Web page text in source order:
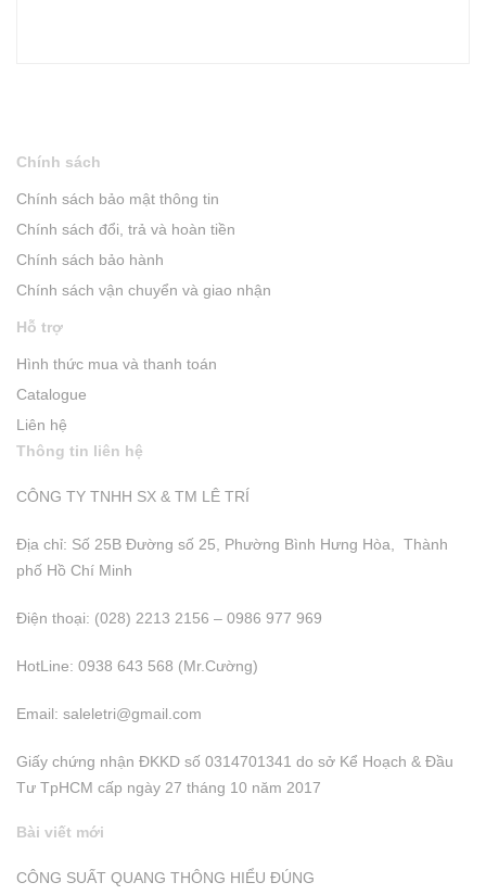
Chính sách
Chính sách bảo mật thông tin
Chính sách đổi, trả và hoàn tiền
Chính sách bảo hành
Chính sách vận chuyển và giao nhận
Hỗ trợ
Hình thức mua và thanh toán
Catalogue
Liên hệ
Thông tin liên hệ
CÔNG TY TNHH SX & TM LÊ TRÍ
Địa chỉ: Số 25B Đường số 25, Phường Bình Hưng Hòa, Thành
phố Hồ Chí Minh
Điện thoại: (028) 2213 2156 – 0986 977 969
HotLine: 0938 643 568 (Mr.Cường)
Email: saleletri@gmail.com
Giấy chứng nhận ĐKKD số 0314701341 do sở Kể Hoạch & Đầu
Tư TpHCM cấp ngày 27 tháng 10 năm 2017
Bài viết mới
CÔNG SUẤT QUANG THÔNG HIỂU ĐÚNG